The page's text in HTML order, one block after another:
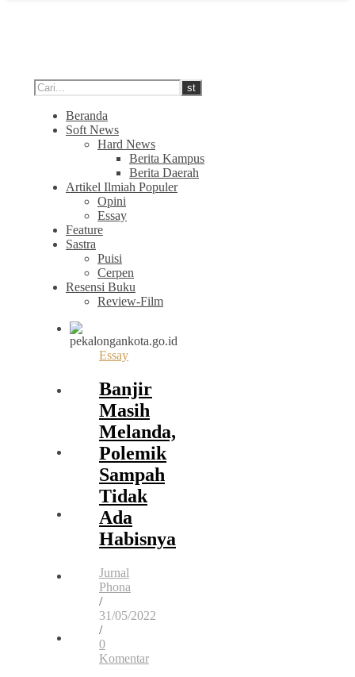
Beranda
Soft News
Hard News
Berita Kampus
Berita Daerah
Artikel Ilmiah Populer
Opini
Essay
Feature
Sastra
Puisi
Cerpen
Resensi Buku
Review-Film
Essay
Banjir
Masih
Melanda,
Polemik
Sampah
Tidak
Ada
Habisnya
Jurnal
Phona
/
31/05/2022
/
0
Komentar